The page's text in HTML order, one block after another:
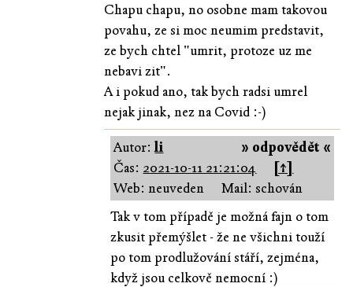
Chapu chapu, no osobne mam takovou
povahu, ze si moc neumim predstavit,
ze bych chtel "umrit, protoze uz me
nebavi zit".
A i pokud ano, tak bych radsi umrel
nejak jinak, nez na Covid :-)
» odpovědět «
Autor:li
Čas: 2021-10-11 21:21:04
[↑]
Web: neuveden
Mail: schován
Tak v tom případě je možná fajn o tom
zkusit přemýšlet - že ne všichni touží
po tom prodlužování stáří, zejména,
když jsou celkově nemocní :)